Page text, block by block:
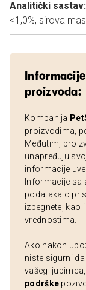
Analitički sastav:
<1,0%, sirova
proizvoda:
Kompanija
proizvodima,
Međutim,
unapređuju
informacije
Informacije sa
podataka o
izbegnete, kao
vrednostima.
Ako nakon
niste sigurni
vašeg
podrške